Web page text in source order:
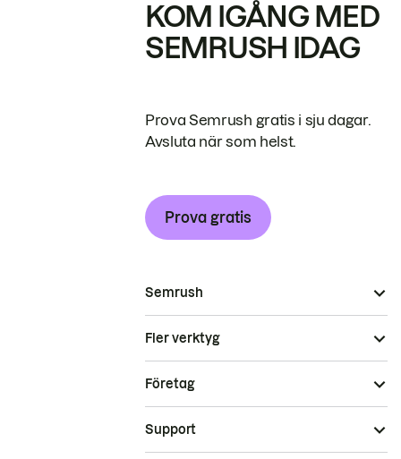
KOM IGÅNG MED
SEMRUSH IDAG
Prova Semrush gratis i sju dagar.
Avsluta när som helst.
Prova gratis
Semrush
Fler verktyg
Företag
Support